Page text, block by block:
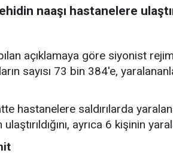
naaşı hastanelere
açıklamaya göre siyonist
sayısı 73 bin 384'e,
hastanelere saldırılarda
ayrıca 6 kişinin